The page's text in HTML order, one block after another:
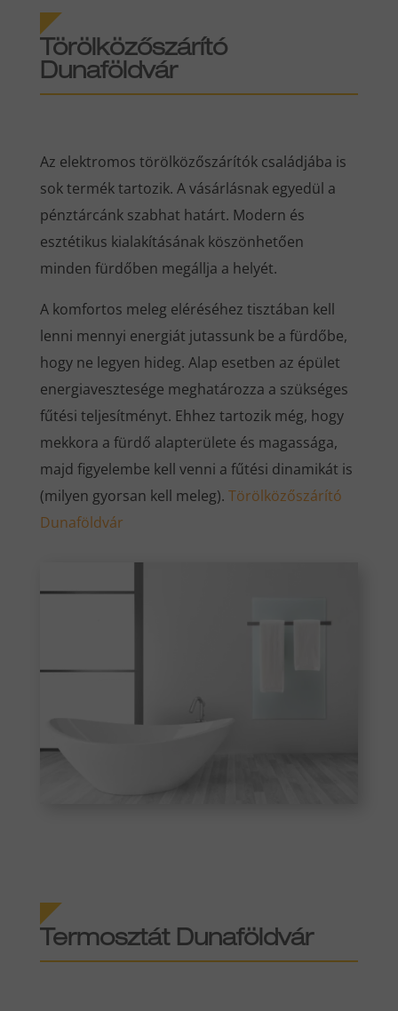
Törölközőszárító
Dunaföldvár
Az elektromos törölközőszárítók családjába is
sok termék tartozik. A vásárlásnak egyedül a
pénztárcánk szabhat határt. Modern és
esztétikus kialakításának köszönhetően
minden fürdőben megállja a helyét.
A komfortos meleg eléréséhez tisztában kell
lenni mennyi energiát jutassunk be a fürdőbe,
hogy ne legyen hideg. Alap esetben az épület
energiavesztesége meghatározza a szükséges
fűtési teljesítményt. Ehhez tartozik még, hogy
mekkora a fürdő alapterülete és magassága,
majd figyelembe kell venni a fűtési dinamikát is
(milyen gyorsan kell meleg). Törölközőszárító
Dunaföldvár
Termosztát Dunaföldvár